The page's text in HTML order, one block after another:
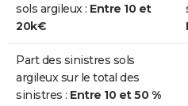
Sécheresse 01/07/2005
Sécheresse 01/05/1989
sols argileux : Entre 10 et
20k€
Part des sinistres sols
argileux sur le total des
sinistres : Entre 10 et 50 %